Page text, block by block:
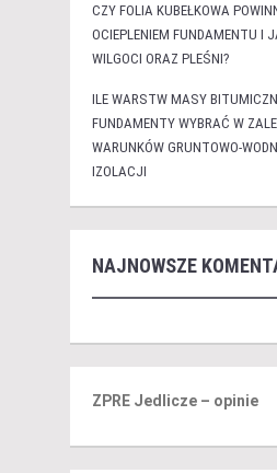
CZY FOLIA KUBEŁKOWA
OCIEPLENIEM FUNDAMENTU I
WILGOCI ORAZ PLEŚNI?
ILE WARSTW MASY
FUNDAMENTY WYBRAĆ W
WARUNKÓW GRUNTOWO-
IZOLACJI
NAJNOWSZE
ZPRE Jedlicze – opinie